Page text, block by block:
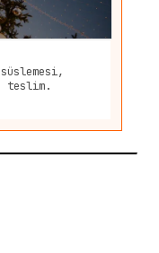
teslim.